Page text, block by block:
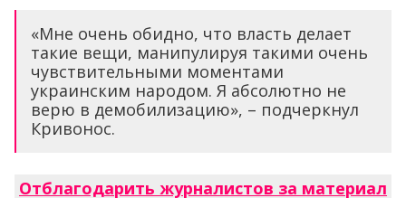
«Мне очень обидно, что власть делает
такие вещи, манипулируя такими очень
чувствительными моментами
украинским народом. Я абсолютно не
верю в демобилизацию», – подчеркнул
Кривонос.
Отблагодарить журналистов за материал